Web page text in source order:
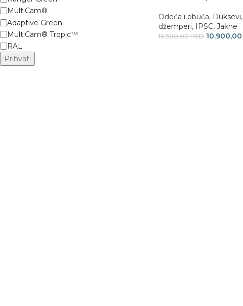
MultiCam®
Adaptive Green
MultiCam® Tropic™
RAL
Prihvati
Odeća i obuća, Duksevi,
džemperi, IPSC, Jakne
13.500,00RSD 10.900,00